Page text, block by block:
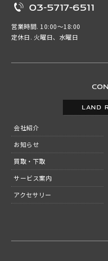
LAND
会社紹介
お知らせ
買取・下取
サービス案内
アクセサリー
03-5717-6511
営業時間. 10:00～18:00
定休日. 火曜日、水曜日